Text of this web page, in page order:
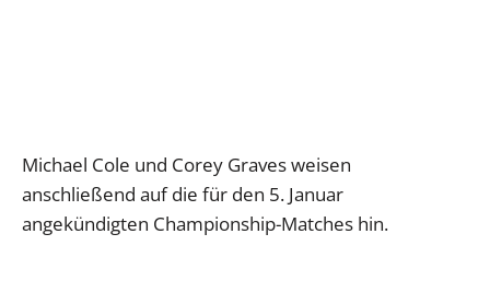
Michael Cole und Corey Graves weisen
anschließend auf die für den 5. Januar
angekündigten Championship-Matches hin.